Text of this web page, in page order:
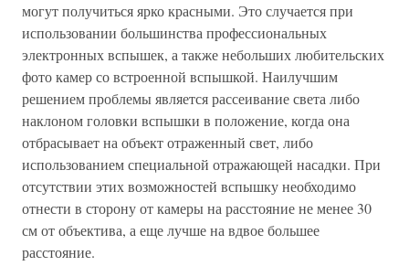
могут получиться ярко красными. Это случается при
использовании большинства профессиональных
электронных вспышек, а также небольших любительских
фото камер со встроенной вспышкой. Наилучшим
решением проблемы является рассеивание света либо
наклоном головки вспышки в положение, когда она
отбрасывает на объект отраженный свет, либо
использованием специальной отражающей насадки. При
отсутствии этих возможностей вспышку необходимо
отнести в сторону от камеры на расстояние не менее 30
см от объектива, а еще лучше на вдвое большее
расстояние.